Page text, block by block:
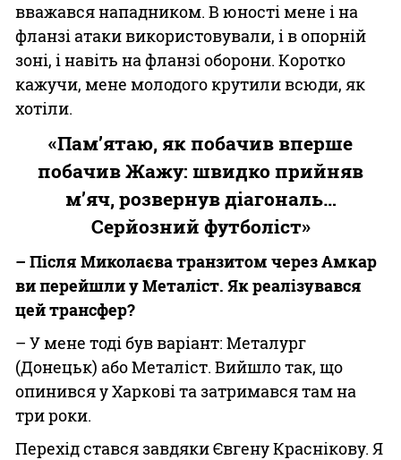
вважався нападником. В юності мене і на
фланзі атаки використовували, і в опорній
зоні, і навіть на фланзі оборони. Коротко
кажучи, мене молодого крутили всюди, як
хотіли.
«Пам’ятаю, як побачив вперше
побачив Жажу: швидко прийняв
м’яч, розвернув діагональ…
Серйозний футболіст»
– Після Миколаєва транзитом через Амкар
ви перейшли у Металіст. Як реалізувався
цей трансфер?
– У мене тоді був варіант: Металург
(Донецьк) або Металіст. Вийшло так, що
опинився у Харкові та затримався там на
три роки.
Перехід стався завдяки Євгену Краснікову. Я